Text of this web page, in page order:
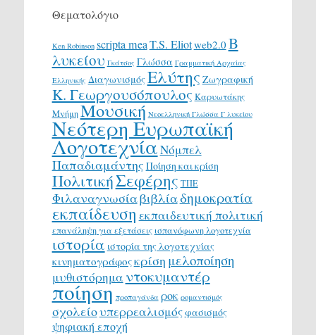
Θεματολόγιο
Ken Robinson scripta meaT.S. Eliotweb2.0 Β
λυκείου Γκάτσος Γλώσσα Γραμματική Αρχαίας
Ελληνικής ΔιαγωνισμόςΕλύτης Ζωγραφική
Κ. Γεωργουσόπουλος Καρυωτάκης
ΜνήμηΜουσική Νεοελληνική Γλώσσα Γ λυκείου
Νεότερη Ευρωπαϊκή
ΛογοτεχνίαΝόμπελ
Παπαδιαμάντης Ποίηση και κρίση
ΠολιτικήΣεφέρης ΤΠΕ
Φιλαναγνωσίαβιβλίαδημοκρατία
εκπαίδευση εκπαιδευτική πολιτική
επανάληψη για εξετάσεις ισπανόφωνη λογοτεχνία
ιστορία ιστορία της λογοτεχνίας
κινηματογράφοςκρίση μελοποίηση
μυθιστόρημα ντοκυμαντέρ
ποίηση προπαγάνδα ροκ ρομαντισμός
σχολείουπερρεαλισμόςφασισμός
ψηφιακή εποχή